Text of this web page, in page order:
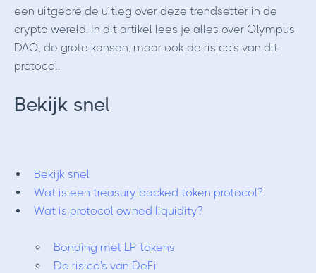
een uitgebreide uitleg over deze trendsetter in de
crypto wereld. In dit artikel lees je alles over Olympus
DAO, de grote kansen, maar ook de risico's van dit
protocol.
Bekijk snel
Bekijk snel
Wat is een treasury backed token protocol?
Wat is protocol owned liquidity?
Bonding met LP tokens
De risico's van DeFi